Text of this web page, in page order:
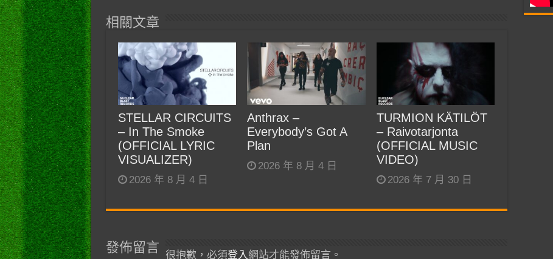
相關文章
STELLAR CIRCUITS
– In The Smoke
(OFFICIAL LYRIC
VISUALIZER)
2026 年 8 月 4 日
Anthrax –
Everybody’s Got A
Plan
2026 年 8 月 4 日
TURMION KÄTILÖT
– Raivotarjonta
(OFFICIAL MUSIC
VIDEO)
2026 年 7 月 30 日
發佈留言
很抱歉，必須登入網站才能發佈留言。